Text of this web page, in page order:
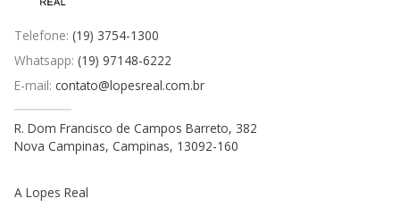
Telefone: (19) 3754-1300
Whatsapp: (19) 97148-6222
E-mail: contato@lopesreal.com.br
R. Dom Francisco de Campos Barreto, 382
Nova Campinas, Campinas, 13092-160
A Lopes Real